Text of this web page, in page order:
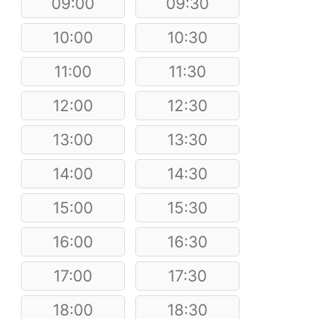
10:00
10:30
11:00
11:30
12:00
12:30
13:00
13:30
14:00
14:30
15:00
15:30
16:00
16:30
17:00
17:30
18:00
18:30